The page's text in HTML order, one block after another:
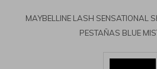
MAYBELLINE LASH SENSATIONAL
PESTAÑAS BLUE